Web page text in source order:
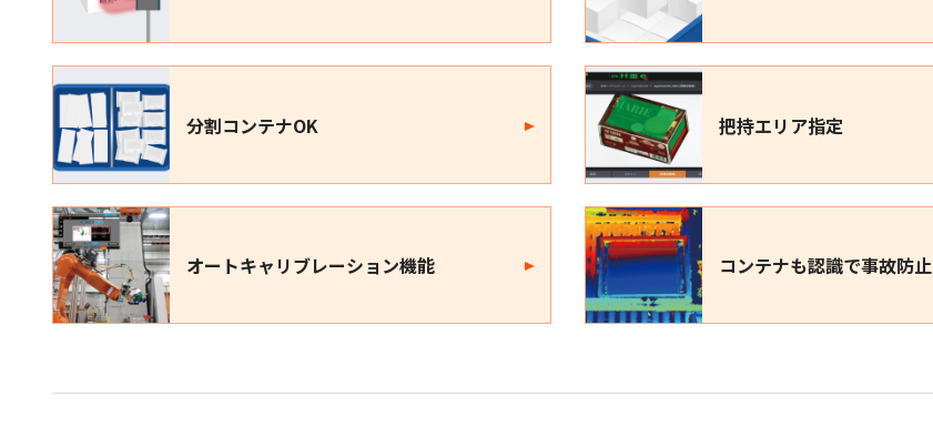
分割コンテナOK 把持エリア指定
オートキャリブレーション機能 コンテナも認識で事故防止